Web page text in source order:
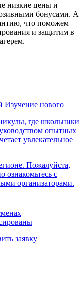
низкие цены и
бонусами. А
что поможем
и защитим в
Изучение нового
где школьники
опытных
увлекательное
Пожалуйста,
ознакомьтесь с
организаторами.
заявку